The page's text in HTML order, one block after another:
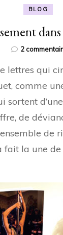
BLOG
2
lettres qui
comme
sortent
de
de
fait la une